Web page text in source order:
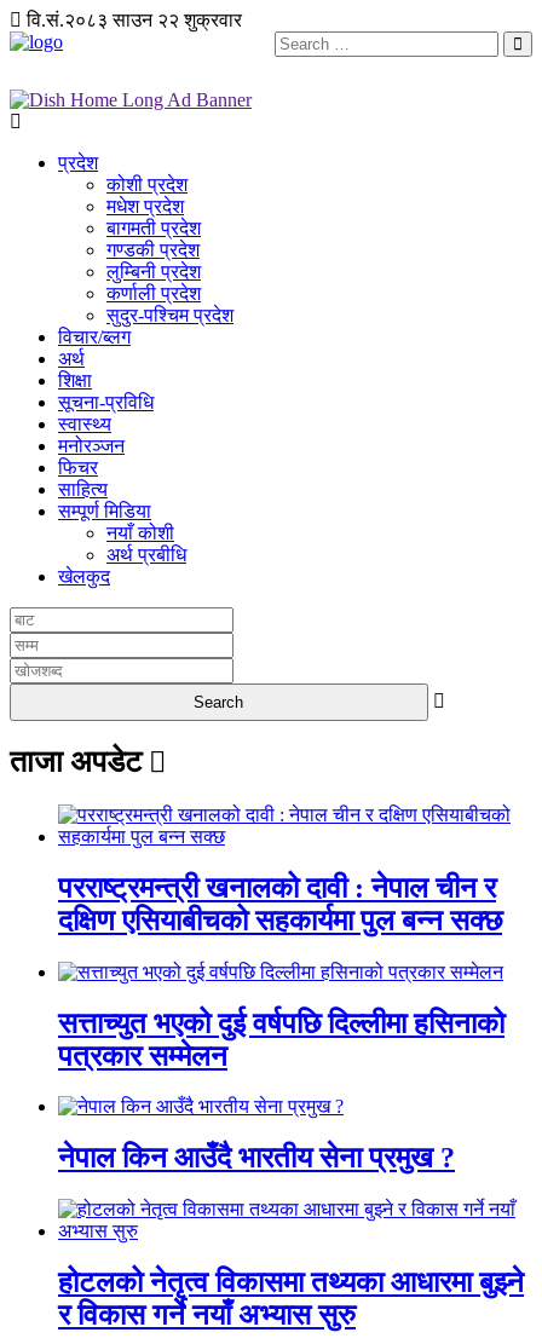
वि.सं.२०८३ साउन २२ शुक्रवार
प्रदेश
कोशी प्रदेश
मधेश प्रदेश
बागमती प्रदेश
गण्डकी प्रदेश
लुम्बिनी प्रदेश
कर्णाली प्रदेश
सुदुर-पश्चिम प्रदेश
विचार/ब्लग
अर्थ
शिक्षा
सूचना-प्रविधि
स्वास्थ्य
मनोरञ्जन
फिचर
साहित्य
सम्पूर्ण मिडिया
नयाँ कोशी
अर्थ प्रबीधि
खेलकुद
ताजा अपडेट
परराष्ट्रमन्त्री खनालको दावी : नेपाल चीन र
दक्षिण एसियाबीचको सहकार्यमा पुल बन्न सक्छ
सत्ताच्युत भएको दुई वर्षपछि दिल्लीमा हसिनाको
पत्रकार सम्मेलन
नेपाल किन आउँदै भारतीय सेना प्रमुख ?
होटलको नेतृत्व विकासमा तथ्यका आधारमा बुझ्ने
र विकास गर्ने नयाँ अभ्यास सुरु